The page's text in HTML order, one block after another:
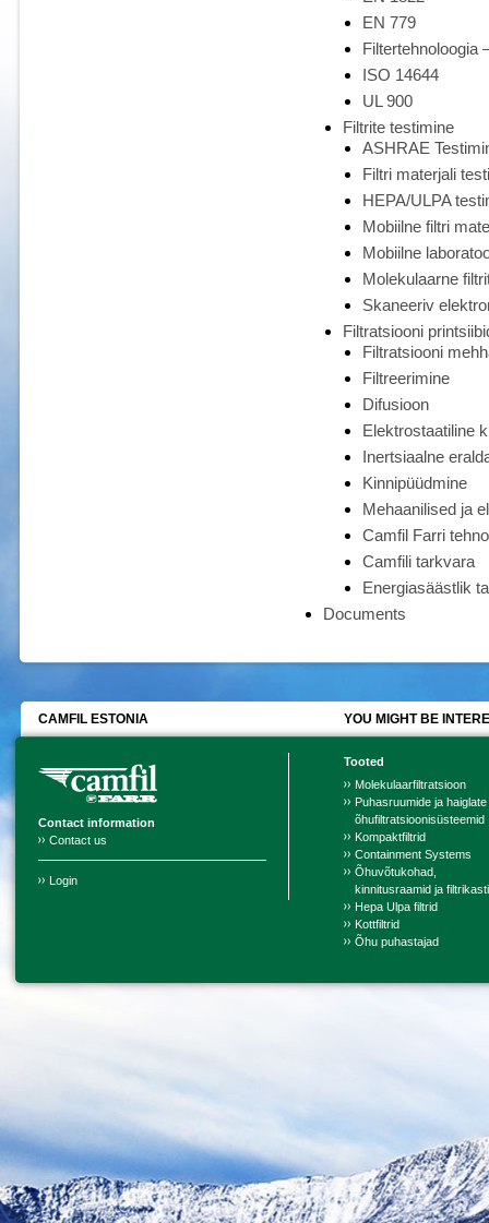
EN 779
Filtertehnoloogia
ISO 14644
UL 900
Filtrite testimine
ASHRAE
Filtri materjali
HEPA/ULPA
Mobiilne filtri
Mobiilne
Molekulaarne
Skaneeriv
Filtratsiooni
Filtratsiooni
Filtreerimine
Difusioon
Elektrostaatiline
Inertsiaalne
Kinnipüüdmine
Mehaanilised ja
Camfil Farri
Camfili tarkvara
Energiasäästlik
Documents
CAMFIL ESTONIA
Contact information
Contact us
Login
YOU MIGHT BE
Tooted
Molekulaarfiltratsioon
Puhasruumide ja haiglate
õhufiltratsioonisüsteemid
Kompaktfiltrid
Containment Systems
Õhuvõtukohad,
kinnitusraamid ja
Hepa Ulpa filtrid
Kottfiltrid
Õhu puhastajad